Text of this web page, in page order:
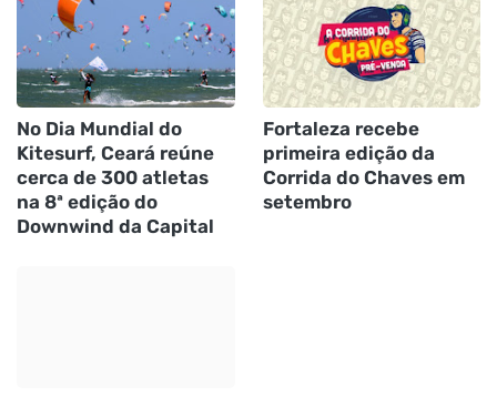
No Dia Mundial do
Kitesurf, Ceará reúne
cerca de 300 atletas
na 8ª edição do
Downwind da Capital
Fortaleza recebe
primeira edição da
Corrida do Chaves em
setembro